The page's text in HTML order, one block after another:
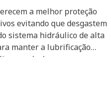
a melhor proteção
evitando que desgastem
sistema hidráulico de alta
manter a lubrificação
sensível.